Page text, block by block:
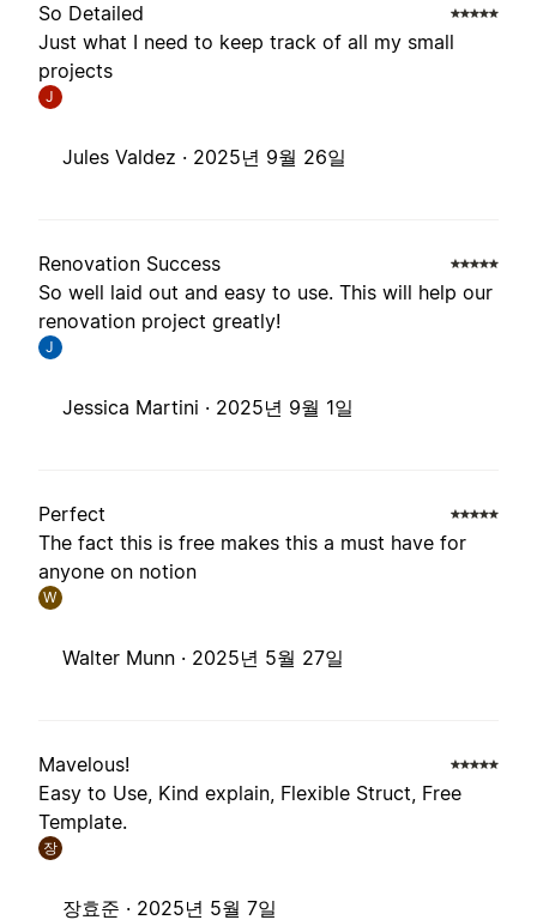
So Detailed
Just what I need to keep track of all my small
projects
J
Jules Valdez · 2025년 9월 26일
Renovation Success
So well laid out and easy to use. This will help our
renovation project greatly!
J
Jessica Martini · 2025년 9월 1일
Perfect
The fact this is free makes this a must have for
anyone on notion
W
Walter Munn · 2025년 5월 27일
Mavelous!
Easy to Use, Kind explain, Flexible Struct, Free
Template.
장
장효준 · 2025년 5월 7일